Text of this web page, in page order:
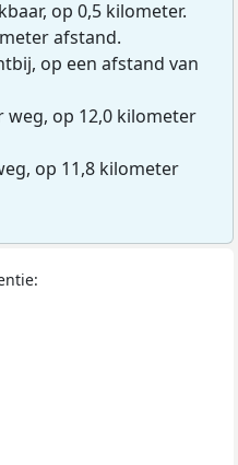
op 0,5 kilometer.
afstand.
op een afstand van
op 12,0 kilometer
op 11,8 kilometer